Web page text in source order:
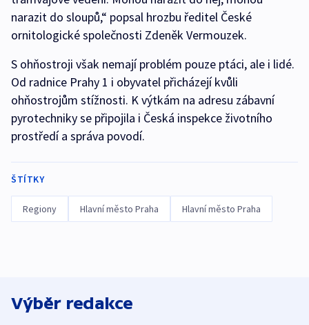
narazit do sloupů,“ popsal hrozbu ředitel České
ornitologické společnosti Zdeněk Vermouzek.
S ohňostroji však nemají problém pouze ptáci, ale i lidé.
Od radnice Prahy 1 i obyvatel přicházejí kvůli
ohňostrojům stížnosti. K výtkám na adresu zábavní
pyrotechniky se připojila i Česká inspekce životního
prostředí a správa povodí.
ŠTÍTKY
Regiony Hlavní město Praha Hlavní město Praha
Výběr redakce